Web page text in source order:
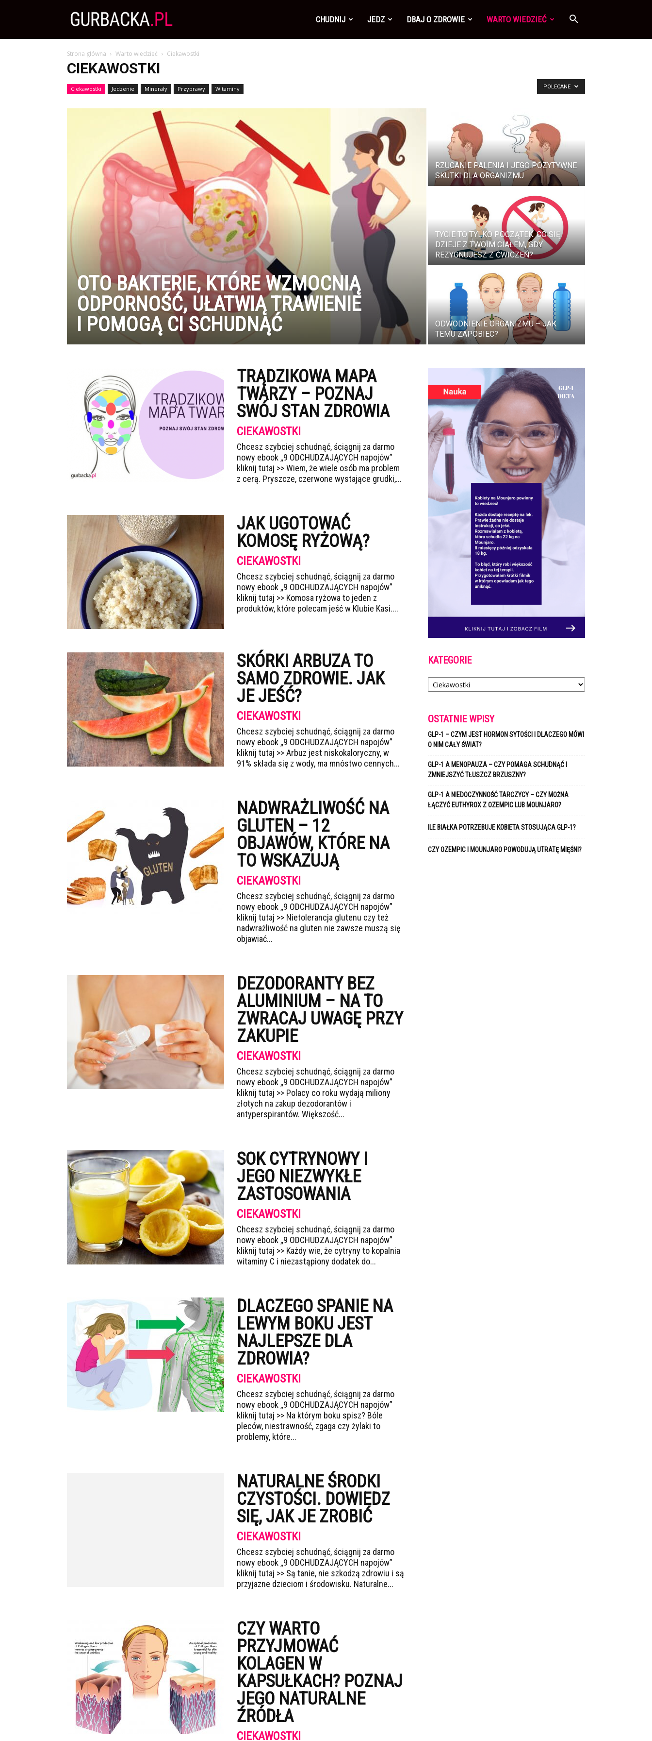
Dieta,
Odchudzanie
przepisy
kulinarne
CHUDNIJ JEDZ DBAJ O ZDROWIE WARTO WIEDZIEĆ
Strona główna Warto wiedzieć Ciekawostki
CIEKAWOSTKI
Ciekawostki Jedzenie Minerały Przyprawy Witaminy POLECANE
OTO BAKTERIE, KTÓRE WZMOCNIĄ
ODPORNOŚĆ, UŁATWIĄ TRAWIENIE
I POMOGĄ CI SCHUDNĄĆ
RZUCANIE PALENIA I JEGO POZYTYWNE
SKUTKI DLA ORGANIZMU
TYCIE TO TYLKO POCZĄTEK. CO SIĘ
DZIEJE Z TWOIM CIAŁEM, GDY
REZYGNUJESZ Z ĆWICZEŃ?
ODWODNIENIE ORGANIZMU – JAK
TEMU ZAPOBIEC?
TRĄDZIKOWA MAPA
TWARZY – POZNAJ
SWÓJ STAN ZDROWIA
CIEKAWOSTKI
Chcesz szybciej schudnąć, ściągnij za darmo
nowy ebook „9 ODCHUDZAJĄCYCH napojów”
kliknij tutaj >> Wiem, że wiele osób ma problem
z cerą. Pryszcze, czerwone wystające grudki,...
JAK UGOTOWAĆ
KOMOSĘ RYŻOWĄ?
CIEKAWOSTKI
Chcesz szybciej schudnąć, ściągnij za darmo
nowy ebook „9 ODCHUDZAJĄCYCH napojów”
kliknij tutaj >> Komosa ryżowa to jeden z
produktów, które polecam jeść w Klubie Kasi....
SKÓRKI ARBUZA TO
SAMO ZDROWIE. JAK
JE JEŚĆ?
CIEKAWOSTKI
Chcesz szybciej schudnąć, ściągnij za darmo
nowy ebook „9 ODCHUDZAJĄCYCH napojów”
kliknij tutaj >> Arbuz jest niskokaloryczny, w
91% składa się z wody, ma mnóstwo cennych...
NADWRAŻLIWOŚĆ NA
GLUTEN – 12
OBJAWÓW, KTÓRE NA
TO WSKAZUJĄ
CIEKAWOSTKI
Chcesz szybciej schudnąć, ściągnij za darmo
nowy ebook „9 ODCHUDZAJĄCYCH napojów”
kliknij tutaj >> Nietolerancja glutenu czy też
nadwrażliwość na gluten nie zawsze muszą się
objawiać...
DEZODORANTY BEZ
ALUMINIUM – NA TO
ZWRACAJ UWAGĘ PRZY
ZAKUPIE
CIEKAWOSTKI
Chcesz szybciej schudnąć, ściągnij za darmo
nowy ebook „9 ODCHUDZAJĄCYCH napojów”
kliknij tutaj >> Polacy co roku wydają miliony
złotych na zakup dezodorantów i
antyperspirantów. Większość...
SOK CYTRYNOWY I
JEGO NIEZWYKŁE
ZASTOSOWANIA
CIEKAWOSTKI
Chcesz szybciej schudnąć, ściągnij za darmo
nowy ebook „9 ODCHUDZAJĄCYCH napojów”
kliknij tutaj >> Każdy wie, że cytryny to kopalnia
witaminy C i niezastąpiony dodatek do...
DLACZEGO SPANIE NA
LEWYM BOKU JEST
NAJLEPSZE DLA
ZDROWIA?
CIEKAWOSTKI
Chcesz szybciej schudnąć, ściągnij za darmo
nowy ebook „9 ODCHUDZAJĄCYCH napojów”
kliknij tutaj >> Na którym boku spisz? Bóle
pleców, niestrawność, zgaga czy żylaki to
problemy, które...
NATURALNE ŚRODKI
CZYSTOŚCI. DOWIEDZ
SIĘ, JAK JE ZROBIĆ
CIEKAWOSTKI
Chcesz szybciej schudnąć, ściągnij za darmo
nowy ebook „9 ODCHUDZAJĄCYCH napojów”
kliknij tutaj >> Są tanie, nie szkodzą zdrowiu i są
przyjazne dzieciom i środowisku. Naturalne...
CZY WARTO
PRZYJMOWAĆ
KOLAGEN W
KAPSUŁKACH? POZNAJ
JEGO NATURALNE
ŹRÓDŁA
CIEKAWOSTKI
KATEGORIE
Kategorie
OSTATNIE WPISY
GLP-1 – CZYM JEST HORMON SYTOŚCI I DLACZEGO MÓWI
O NIM CAŁY ŚWIAT?
GLP-1 A MENOPAUZA – CZY POMAGA SCHUDNĄĆ I
ZMNIEJSZYĆ TŁUSZCZ BRZUSZNY?
GLP-1 A NIEDOCZYNNOŚĆ TARCZYCY – CZY MOŻNA
ŁĄCZYĆ EUTHYROX Z OZEMPIC LUB MOUNJARO?
ILE BIAŁKA POTRZEBUJE KOBIETA STOSUJĄCA GLP-1?
CZY OZEMPIC I MOUNJARO POWODUJĄ UTRATĘ MIĘŚNI?